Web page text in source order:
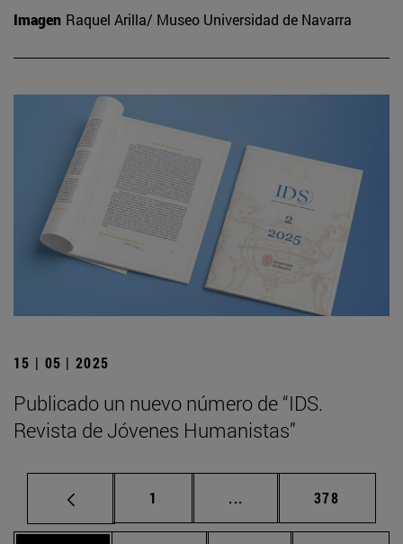
Imagen Raquel Arilla/ Museo Universidad de Navarra
15 | 05 | 2025
Publicado un nuevo número de “IDS.
Revista de Jóvenes Humanistas”
Página
1 ... Páginas intermedias
Página
378